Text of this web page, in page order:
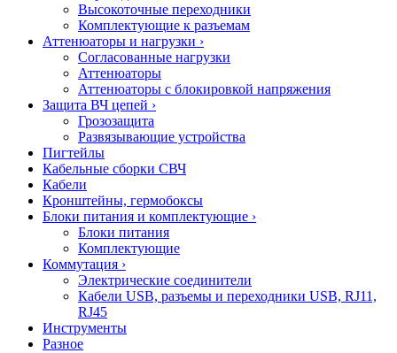
Высокоточные переходники
Комплектующие к разъемам
Аттенюаторы и нагрузки ›
Согласованные нагрузки
Аттенюаторы
Аттенюаторы с блокировкой напряжения
Защита ВЧ цепей ›
Грозозащита
Развязывающие устройства
Пигтейлы
Кабельные сборки СВЧ
Кабели
Кронштейны, гермобоксы
Блоки питания и комплектующие ›
Блоки питания
Комплектующие
Коммутация ›
Электрические соединители
Кабели USB, разъемы и переходники USB, RJ11,
RJ45
Инструменты
Разное